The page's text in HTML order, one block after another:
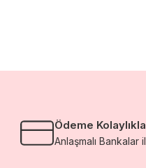
Ödeme
Anlaşmalı Bankalar